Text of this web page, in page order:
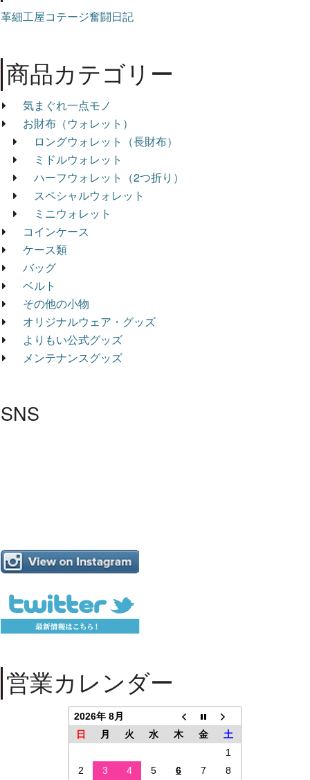
革細工屋コテージ奮闘日記
商品カテゴリー
気まぐれ一点モノ
お財布（ウォレット）
ロングウォレット（長財布）
ミドルウォレット
ハーフウォレット（2つ折り）
スペシャルウォレット
ミニウォレット
コインケース
ケース類
バッグ
ベルト
その他の小物
オリジナルウェア・グッズ
よりもい公式グッズ
メンテナンスグッズ
SNS
営業カレンダー
2026年 8月
日
月 火 水 木 金
土
1
2
3 4 5 6 7 8